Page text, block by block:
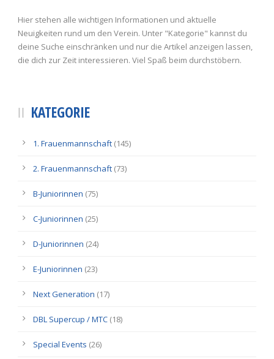
Hier stehen alle wichtigen Informationen und aktuelle
Neuigkeiten rund um den Verein. Unter "Kategorie" kannst du
deine Suche einschränken und nur die Artikel anzeigen lassen,
die dich zur Zeit interessieren. Viel Spaß beim durchstöbern.
KATEGORIE
1. Frauenmannschaft (145)
2. Frauenmannschaft (73)
B-Juniorinnen (75)
C-Juniorinnen (25)
D-Juniorinnen (24)
E-Juniorinnen (23)
Next Generation (17)
DBL Supercup / MTC (18)
Special Events (26)